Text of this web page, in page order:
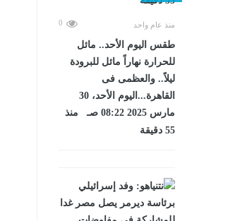
منذ عام واحد 0
طقس اليوم الأحد.. مائل
للحرارة نهاراً مائل للبرودة
ليلاً.. والعظمى فى
القاهرة...اليوم الأحد، 30
مارس 2025 08:22 صـ منذ
55 دقيقة